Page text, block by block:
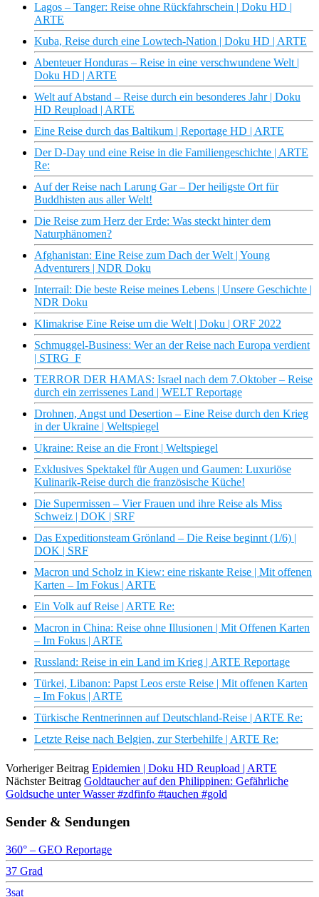
Lagos – Tanger: Reise ohne Rückfahrschein | Doku HD |
ARTE
Kuba, Reise durch eine Lowtech-Nation | Doku HD | ARTE
Abenteuer Honduras – Reise in eine verschwundene Welt |
Doku HD | ARTE
Welt auf Abstand – Reise durch ein besonderes Jahr | Doku
HD Reupload | ARTE
Eine Reise durch das Baltikum | Reportage HD | ARTE
Der D-Day und eine Reise in die Familiengeschichte | ARTE
Re:
Auf der Reise nach Larung Gar – Der heiligste Ort für
Buddhisten aus aller Welt!
Die Reise zum Herz der Erde: Was steckt hinter dem
Naturphänomen?
Afghanistan: Eine Reise zum Dach der Welt | Young
Adventurers | NDR Doku
Interrail: Die beste Reise meines Lebens | Unsere Geschichte |
NDR Doku
Klimakrise Eine Reise um die Welt | Doku | ORF 2022
Schmuggel-Business: Wer an der Reise nach Europa verdient
| STRG_F
TERROR DER HAMAS: Israel nach dem 7.Oktober ‒ Reise
durch ein zerrissenes Land | WELT Reportage
Drohnen, Angst und Desertion – Eine Reise durch den Krieg
in der Ukraine | Weltspiegel
Ukraine: Reise an die Front | Weltspiegel
Exklusives Spektakel für Augen und Gaumen: Luxuriöse
Kulinarik-Reise durch die französische Küche!
Die Supermissen – Vier Frauen und ihre Reise als Miss
Schweiz | DOK | SRF
Das Expeditionsteam Grönland – Die Reise beginnt (1/6) |
DOK | SRF
Macron und Scholz in Kiew: eine riskante Reise | Mit offenen
Karten – Im Fokus | ARTE
Ein Volk auf Reise | ARTE Re:
Macron in China: Reise ohne Illusionen | Mit Offenen Karten
– Im Fokus | ARTE
Russland: Reise in ein Land im Krieg | ARTE Reportage
Türkei, Libanon: Papst Leos erste Reise | Mit offenen Karten
– Im Fokus | ARTE
Türkische Rentnerinnen auf Deutschland-Reise | ARTE Re:
Letzte Reise nach Belgien, zur Sterbehilfe | ARTE Re:
Vorheriger Beitrag Epidemien | Doku HD Reupload | ARTE
Nächster Beitrag Goldtaucher auf den Philippinen: Gefährliche
Goldsuche unter Wasser #zdfinfo #tauchen #gold
Sender & Sendungen
360° – GEO Reportage
37 Grad
3sat